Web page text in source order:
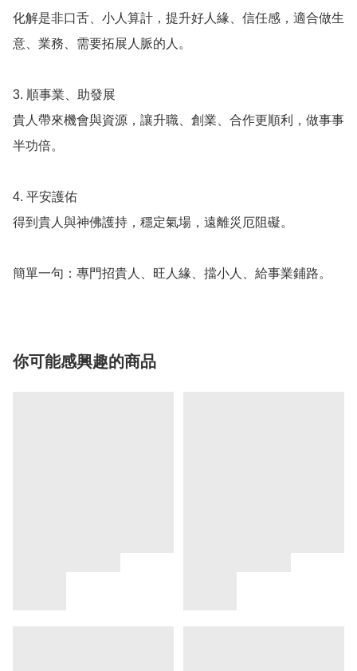
化解是非口舌、小人算計，提升好人緣、信任感，適合做生
意、業務、需要拓展人脈的人。
3. 順事業、助發展
貴人帶來機會與資源，讓升職、創業、合作更順利，做事事
半功倍。
4. 平安護佑
得到貴人與神佛護持，穩定氣場，遠離災厄阻礙。
你可能感興趣的商品